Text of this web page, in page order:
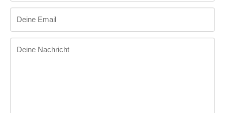
Fill this input with your name
Deine Email
Fill this input with your email
Deine Nachricht